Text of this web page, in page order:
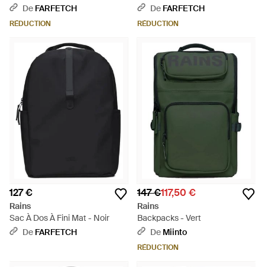
- Noir
De FARFETCH
RÉDUCTION
Mousqueton - Gris
De FARFETCH
RÉDUCTION
127 €
Rains
Sac À Dos À Fini Mat - Noir
De FARFETCH
147 €117,50 €
Rains
Backpacks - Vert
De Miinto
RÉDUCTION